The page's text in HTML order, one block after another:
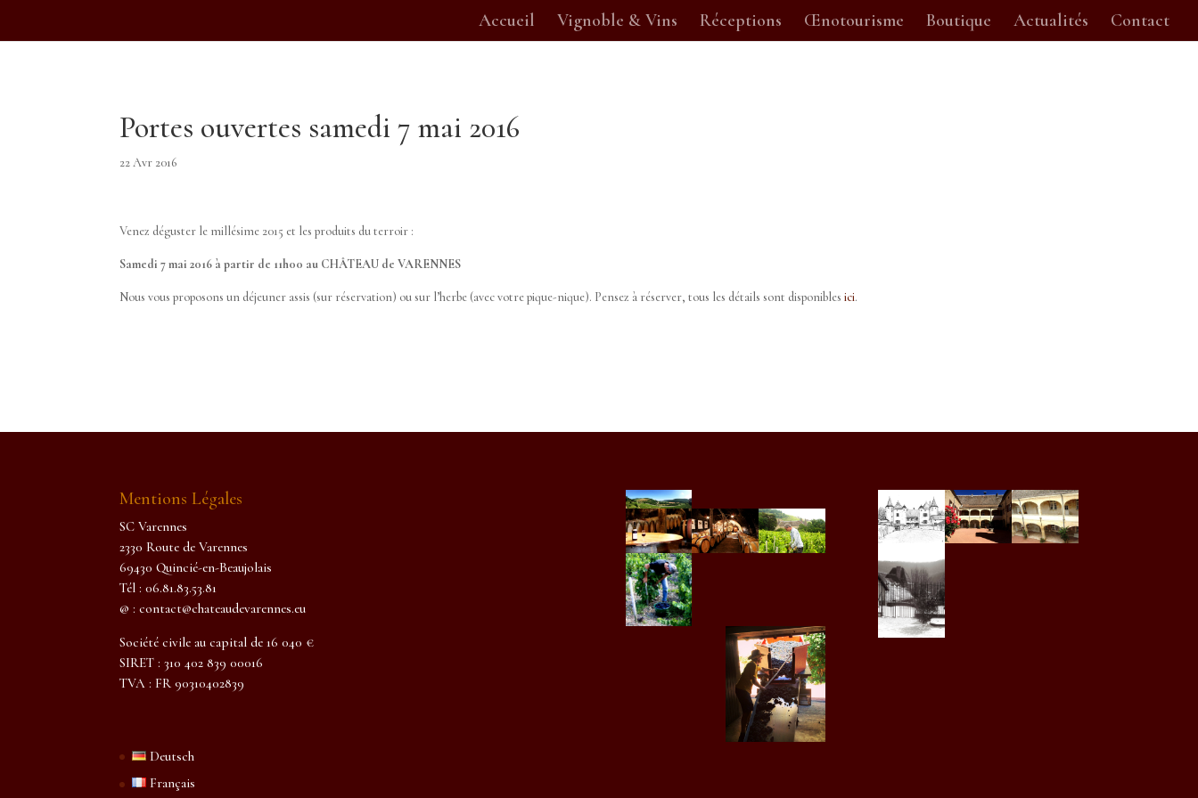
Accueil Vignoble & Vins Réceptions Œnotourisme Boutique Actualités Contact
Portes ouvertes samedi 7 mai 2016
22 Avr 2016
Venez déguster le millésime 2015 et les produits du terroir :
Samedi 7 mai 2016 à partir de 11h00 au CHÂTEAU de VARENNES
Nous vous proposons un déjeuner assis (sur réservation) ou sur l’herbe (avec votre pique-nique). Pensez à réserver, tous les détails sont disponiblesici.
Mentions Légales
SC Varennes
2330 Route de Varennes
69430 Quincié-en-Beaujolais
Tél : 06.81.83.53.81
@ : contact@chateaudevarennes.eu
Société civile au capital de 16 040 €
SIRET : 310 402 839 00016
TVA : FR 90310402839
Deutsch
Français